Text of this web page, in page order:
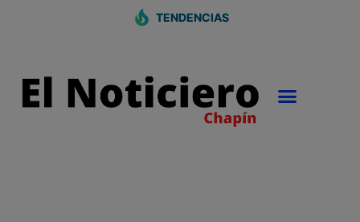
TENDENCIAS